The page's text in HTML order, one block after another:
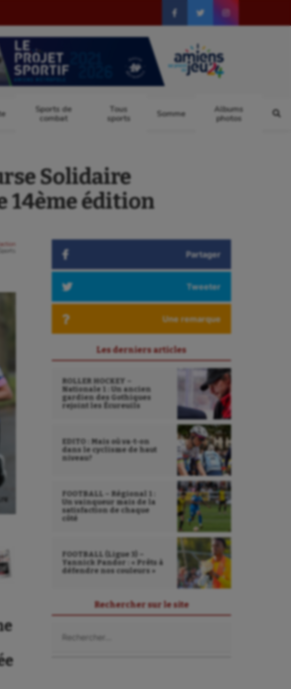
Sports de
combat
Tous
sports
Somme
Albums
photos
Solidaire
14ème édition
Partager
Tweeter
Une remarque
Les derniers articles
ROLLER HOCKEY –
Nationale 1 : Un ancien
gardien des Gothiques
rejoint les Écureuils
EDITO : Mais où va-t-on
dans le cyclisme de haut
niveau?
FOOTBALL – Régional 1 :
Un vainqueur mais de la
satisfaction de chaque
côté
FOOTBALL (Ligue 3) –
Yannick Pandor : « Prêts à
défendre nos couleurs »
Rechercher sur le site